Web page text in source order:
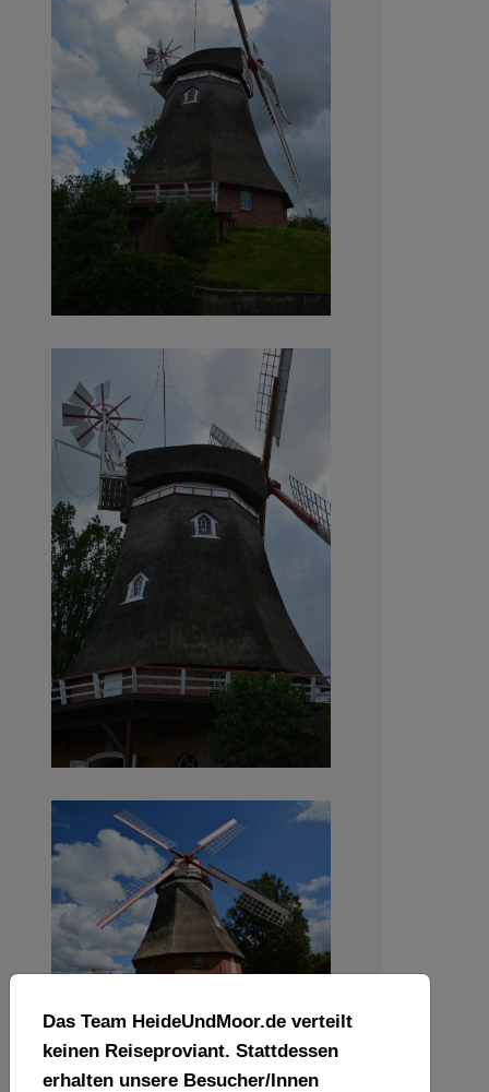
Das Team HeideUndMoor.de verteilt
keinen Reiseproviant. Stattdessen
erhalten unsere Besucher/Innen